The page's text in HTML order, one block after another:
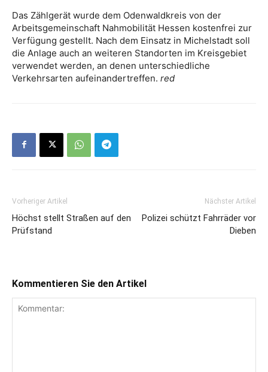
Das Zählgerät wurde dem Odenwaldkreis von der
Arbeitsgemeinschaft Nahmobilität Hessen kostenfrei zur
Verfügung gestellt. Nach dem Einsatz in Michelstadt soll
die Anlage auch an weiteren Standorten im Kreisgebiet
verwendet werden, an denen unterschiedliche
Verkehrsarten aufeinandertreffen. red
Vorheriger Artikel
Höchst stellt Straßen auf den
Prüfstand
Nächster Artikel
Polizei schützt Fahrräder vor
Dieben
Kommentieren Sie den Artikel